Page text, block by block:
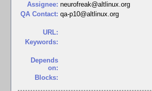
Assignee: neurofreak@altlinux.org
QA Contact: qa-p10@altlinux.org
URL:
Keywords:
Depends
on:
Blocks: